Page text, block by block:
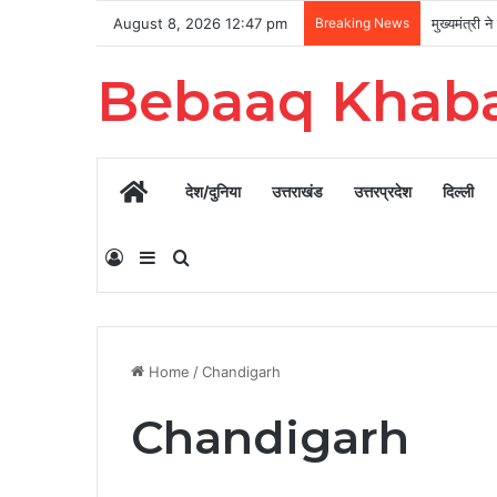
August 8, 2026 12:47 pm Breaking News
Bebaaq
Homeदेश/दुनिया उत्तराखंड उत्तरप्रदेश दिल्ली
Log InSidebarSearch for
Home /Chandigarh
Chandigarh